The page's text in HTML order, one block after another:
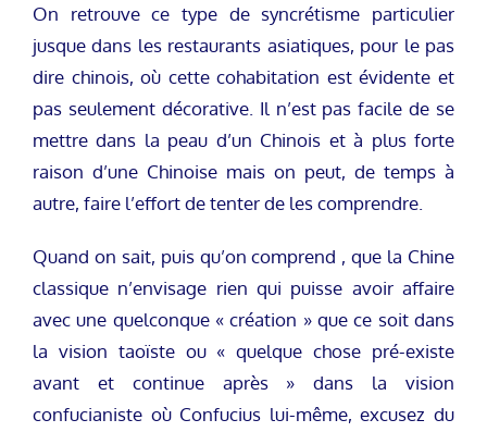
On retrouve ce type de syncrétisme particulier
jusque dans les restaurants asiatiques, pour le pas
dire chinois, où cette cohabitation est évidente et
pas seulement décorative. Il n’est pas facile de se
mettre dans la peau d’un Chinois et à plus forte
raison d’une Chinoise mais on peut, de temps à
autre, faire l’effort de tenter de les comprendre.
Quand on sait, puis qu’on comprend , que la Chine
classique n’envisage rien qui puisse avoir affaire
avec une quelconque « création » que ce soit dans
la vision taoïste ou « quelque chose pré-existe
avant et continue après » dans la vision
confucianiste où Confucius lui-même, excusez du